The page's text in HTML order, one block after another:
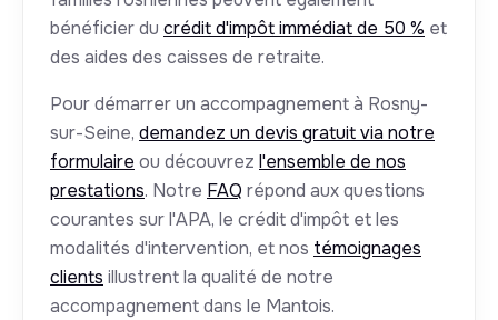
bénéficier du crédit d'impôt immédiat de 50 % et
des aides des caisses de retraite.
Pour démarrer un accompagnement à Rosny-
sur-Seine, demandez un devis gratuit via notre
formulaire ou découvrez l'ensemble de nos
prestations. Notre FAQ répond aux questions
courantes sur l'APA, le crédit d'impôt et les
modalités d'intervention, et nos témoignages
clients illustrent la qualité de notre
accompagnement dans le Mantois.